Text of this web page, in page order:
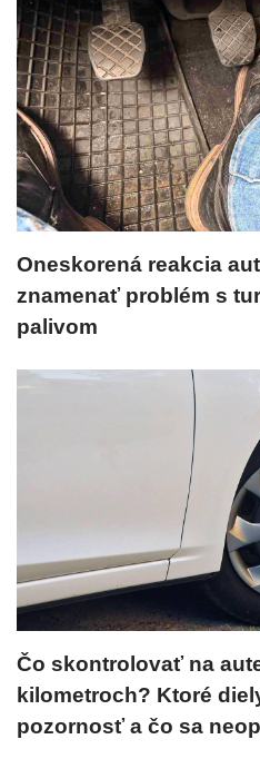
Oneskorená reakcia
znamenať problém s
palivom
Čo skontrolovať na
kilometroch? Ktoré
pozornosť a čo sa